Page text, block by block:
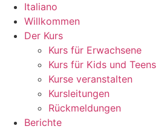
Italiano
Willkommen
Der Kurs
Kurs für Erwachsene
Kurs für Kids und Teens
Kurse veranstalten
Kursleitungen
Rückmeldungen
Berichte